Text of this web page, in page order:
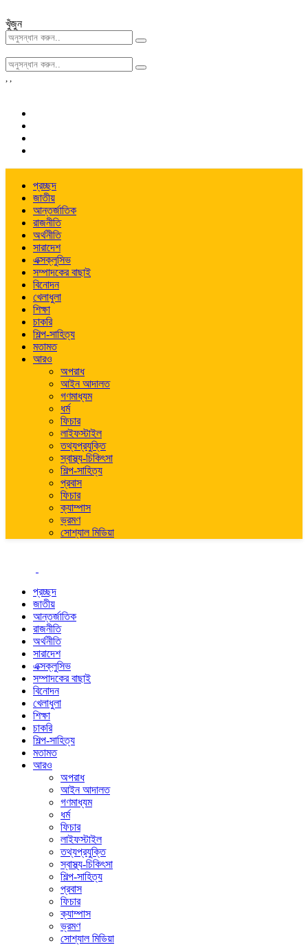
খুঁজুন
, ,
প্রচ্ছদ
জাতীয়
আন্তর্জাতিক
রাজনীতি
অর্থনীতি
সারাদেশ
এক্সক্লুসিভ
সম্পাদকের বাছাই
বিনোদন
খেলাধুলা
শিক্ষা
চাকরি
শিল্প-সাহিত্য
মতামত
আরও
অপরাধ
আইন আদালত
গণমাধ্যম
ধর্ম
ফিচার
লাইফস্টাইল
তথ্যপ্রযুক্তি
স্বাস্থ্য-চিকিৎসা
শিল্প-সাহিত্য
প্রবাস
ফিচার
ক্যাম্পাস
ভ্রমণ
সোশ্যাল মিডিয়া
প্রচ্ছদ
জাতীয়
আন্তর্জাতিক
রাজনীতি
অর্থনীতি
সারাদেশ
এক্সক্লুসিভ
সম্পাদকের বাছাই
বিনোদন
খেলাধুলা
শিক্ষা
চাকরি
শিল্প-সাহিত্য
মতামত
আরও
অপরাধ
আইন আদালত
গণমাধ্যম
ধর্ম
ফিচার
লাইফস্টাইল
তথ্যপ্রযুক্তি
স্বাস্থ্য-চিকিৎসা
শিল্প-সাহিত্য
প্রবাস
ফিচার
ক্যাম্পাস
ভ্রমণ
সোশ্যাল মিডিয়া